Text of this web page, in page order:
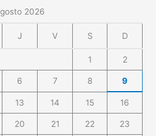
2026
J V S D
1 2
6 7 8 9
13 14 15 16
20 21 22 23